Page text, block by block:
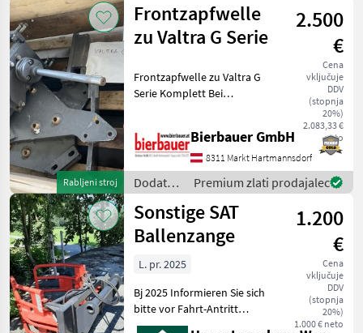
Rabljeni stroj
Frontzapfwelle
zu Valtra G Serie
2.500
€
Cena
vključuje
DDV
(stopnja
20%)
2.083,33 €
neto
Frontzapfwelle zu Valtra G
Serie Komplett Bei
technischen Zustand und
zur Verfügbarkeit
kontaktieren Sie mich bitt
Bierbauer GmbH
8311 Markt Hartmannsdorf
Dodatna
oprema
za
traktorje
/ Valtra
Premium zlati prodajalec
Sonstige SAT
Ballenzange
1.200
€
Cena
vključuje
DDV
(stopnja
20%)
1.000 € neto
L. pr. 2025
Bj 2025 Informieren Sie sich
bitte vor Fahrt-Antritt
telefonisch, ob die von